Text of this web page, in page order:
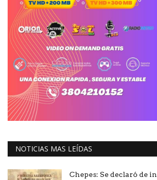
NOTICIAS MAS LEÍDAS
Chepes: Se declaró de